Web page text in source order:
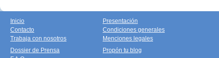
Inicio
Contacto
Trabaja con nosotros
Presentación
Condiciones generales
Menciones legales
Dossier de Prensa
Propón tu blog